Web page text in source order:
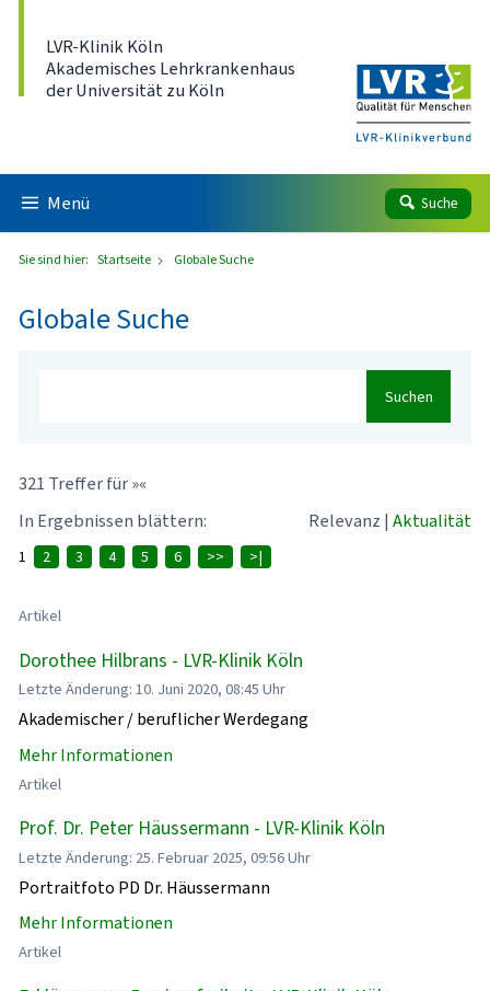
LVR-Klinik Köln
Akademisches Lehrkrankenhaus
der Universität zu Köln
Menü Suche
Sie sind hier: Startseite Globale Suche
Globale Suche
Suchen
321 Treffer für »«
In Ergebnissen blättern:
Relevanz | Aktualität
1 2 3 4 5 6 >> >|
Artikel
Dorothee Hilbrans - LVR-Klinik Köln
Letzte Änderung: 10. Juni 2020, 08:45 Uhr
Akademischer / beruflicher Werdegang
Mehr Informationen
Artikel
Prof. Dr. Peter Häussermann - LVR-Klinik Köln
Letzte Änderung: 25. Februar 2025, 09:56 Uhr
Portraitfoto PD Dr. Häussermann
Mehr Informationen
Artikel